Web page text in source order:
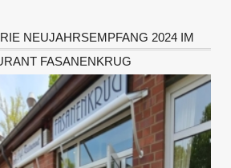
NEUJAHRSEMPFANG 2024 IM
FASANENKRUG